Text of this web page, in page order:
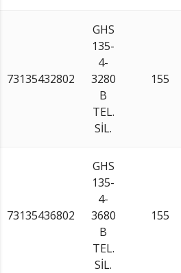
73135432802
GHS
135-
4-
3280
B
TEL.
SİL.
155
73135436802
GHS
135-
4-
3680
B
TEL.
SİL.
155